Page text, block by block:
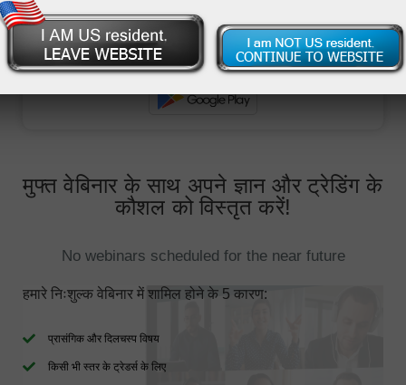
मुफ्त वेबिनार के साथ अपने ज्ञान और ट्रेडिंग के
कौशल को विस्तृत करें!
No webinars scheduled for the near future
हमारे निःशुल्क वेबिनार में शामिल होने के 5 कारण:
प्रासंगिक और दिलचस्प विषय
किसी भी स्तर के ट्रेडर्स के लिए